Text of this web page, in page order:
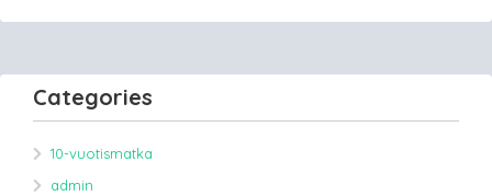
Categories
10-vuotismatka
admin